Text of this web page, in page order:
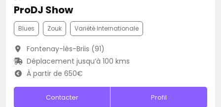
ProDJ Show
Blues Zouk Variété Internationale
Fontenay-lès-Briis (91)
Déplacement jusqu’à 100 kms
À partir de 650€
Contacter Profil